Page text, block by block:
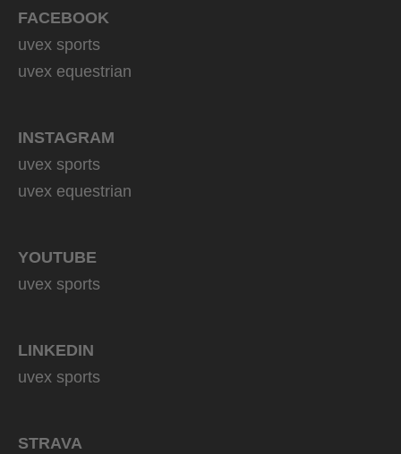
FACEBOOK
uvex sports
uvex equestrian
INSTAGRAM
uvex sports
uvex equestrian
YOUTUBE
uvex sports
LINKEDIN
uvex sports
STRAVA